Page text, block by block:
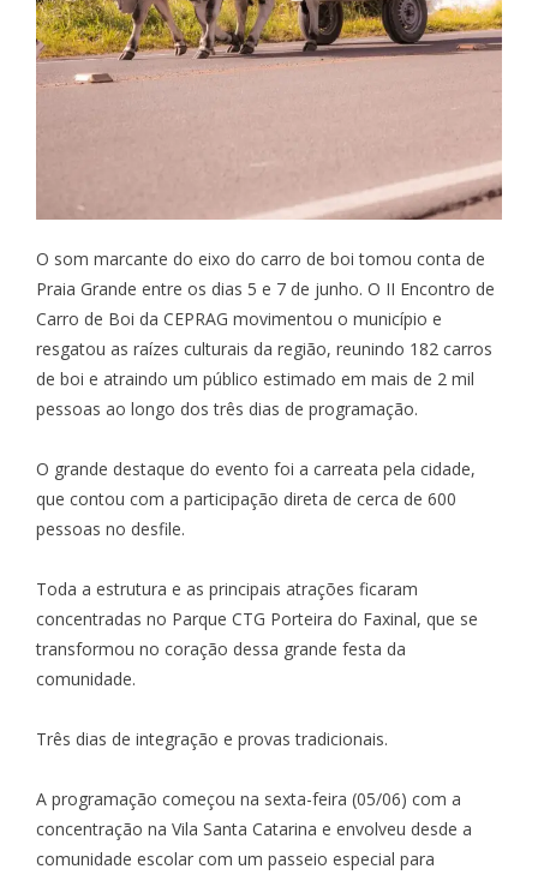
O som marcante do eixo do carro de boi tomou conta de
Praia Grande entre os dias 5 e 7 de junho. O II Encontro de
Carro de Boi da CEPRAG movimentou o município e
resgatou as raízes culturais da região, reunindo 182 carros
de boi e atraindo um público estimado em mais de 2 mil
pessoas ao longo dos três dias de programação.
O grande destaque do evento foi a carreata pela cidade,
que contou com a participação direta de cerca de 600
pessoas no desfile.
Toda a estrutura e as principais atrações ficaram
concentradas no Parque CTG Porteira do Faxinal, que se
transformou no coração dessa grande festa da
comunidade.
Três dias de integração e provas tradicionais.
A programação começou na sexta-feira (05/06) com a
concentração na Vila Santa Catarina e envolveu desde a
comunidade escolar com um passeio especial para